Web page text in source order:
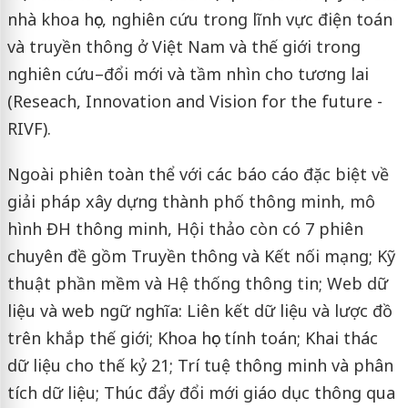
nhà khoa học, nghiên cứu trong lĩnh vực điện toán
và truyền thông ở Việt Nam và thế giới trong
nghiên cứu–đổi mới và tầm nhìn cho tương lai
(Reseach, Innovation and Vision for the future -
RIVF).
Ngoài phiên toàn thể với các báo cáo đặc biệt về
giải pháp xây dựng thành phố thông minh, mô
hình ĐH thông minh, Hội thảo còn có 7 phiên
chuyên đề gồm Truyền thông và Kết nối mạng; Kỹ
thuật phần mềm và Hệ thống thông tin; Web dữ
liệu và web ngữ nghĩa: Liên kết dữ liệu và lược đồ
trên khắp thế giới; Khoa học tính toán; Khai thác
dữ liệu cho thế kỷ 21; Trí tuệ thông minh và phân
tích dữ liệu; Thúc đẩy đổi mới giáo dục thông qua